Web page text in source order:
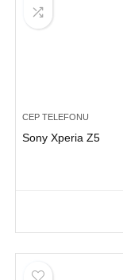
CEP TELEFONU
Sony Xperia Z5